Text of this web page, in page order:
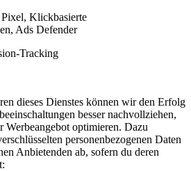
Klickbasierte
Ads Defender
Tracking
dieses Dienstes können wir den Erfolg
besser nachvollziehen,
Werbeangebot optimieren. Dazu
personenbezogenen Daten
Anbietenden ab, sofern du deren